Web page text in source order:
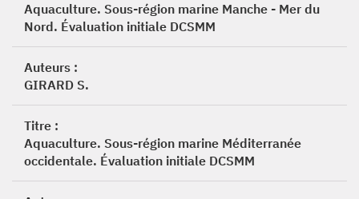
Aquaculture. Sous-région marine Manche - Mer du
Nord. Évaluation initiale DCSMM
Auteurs :
GIRARD S.
Titre :
Aquaculture. Sous-région marine Méditerranée
occidentale. Évaluation initiale DCSMM